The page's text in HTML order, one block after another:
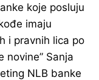
koje posluju
imaju
i pravnih lica po
novine” Sanja
NLB banke